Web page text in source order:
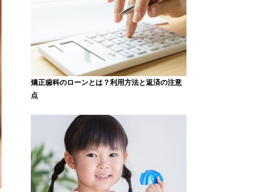
矯正歯科のローンとは？利用方法と返済の注意
点